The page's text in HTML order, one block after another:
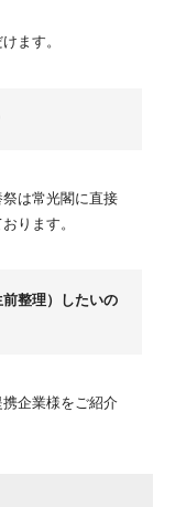
ます。
は常光閣に直接
ります。
整理）したいの
企業様をご紹介